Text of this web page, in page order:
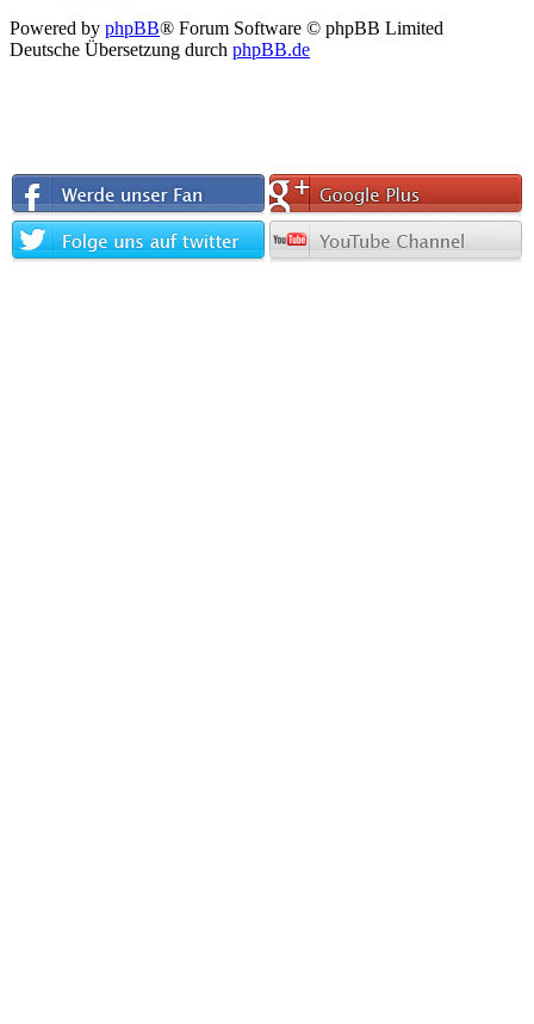
Powered by phpBB® Forum Software © phpBB Limited
Deutsche Übersetzung durch phpBB.de